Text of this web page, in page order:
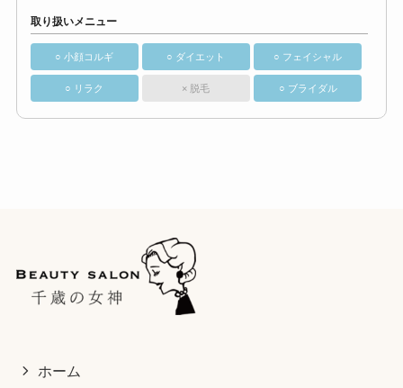
取り扱いメニュー
○ 小顔コルギ ○ ダイエット ○ フェイシャル
○ リラク × 脱毛 ○ ブライダル
ホーム